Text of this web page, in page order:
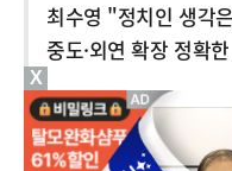
최수영 "정치인 생각
중도·외연 확장 정확
X